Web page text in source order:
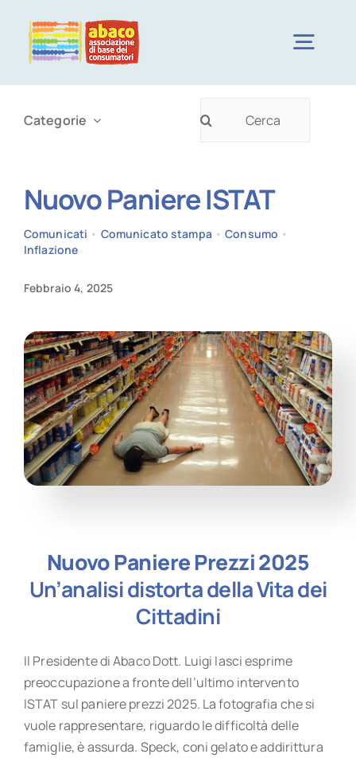
contenuto
CHI SIAMO
NOTIZIE
ISCRIVITI ORA
Categorie
per:
Nuovo Paniere ISTAT
Comunicati • Comunicato stampa •Consumo •
Inflazione
Febbraio 4, 2025
Nuovo Paniere Prezzi 2025
Un’analisi distorta della Vita dei
Cittadini
Il Presidente di Abaco Dott. Luigi Iasci esprime
preoccupazione a fronte dell’ultimo intervento
ISTAT sul paniere prezzi 2025. La fotografia che si
vuole rappresentare, riguardo le difficoltà delle
famiglie, è assurda. Speck, coni gelato e addirittura